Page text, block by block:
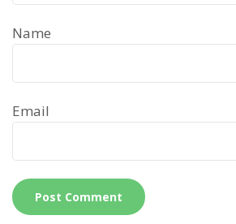
Name
Email